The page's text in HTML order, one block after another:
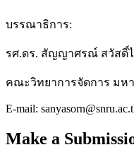
บรรณาธิการ:
รศ.ดร. สัญญาศรณ์ สวัสดิ์
คณะวิทยาการจัดการ มห
E-mail:
Make a